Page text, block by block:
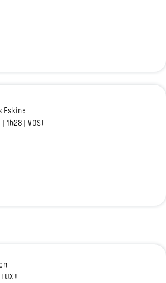
Eskine
| VOST
!